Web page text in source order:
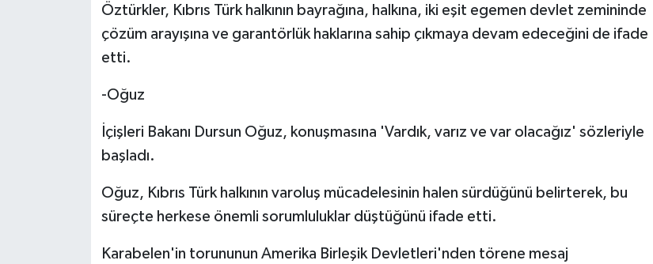
Öztürkler, Kıbrıs Türk halkının bayrağına, halkına, iki eşit egemen devlet zemininde
çözüm arayışına ve garantörlük haklarına sahip çıkmaya devam edeceğini de ifade
etti.
-Oğuz
İçişleri Bakanı Dursun Oğuz, konuşmasına 'Vardık, varız ve var olacağız' sözleriyle
başladı.
Oğuz, Kıbrıs Türk halkının varoluş mücadelesinin halen sürdüğünü belirterek, bu
süreçte herkese önemli sorumluluklar düştüğünü ifade etti.
Karabelen'in torununun Amerika Birleşik Devletleri'nden törene mesaj